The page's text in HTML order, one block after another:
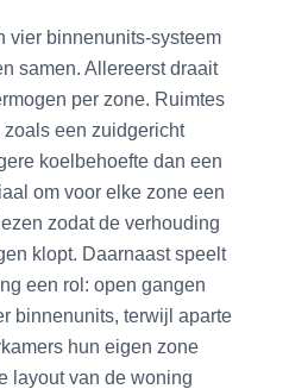
vier binnenunits-systeem
samen. Allereerst draait
per zone. Ruimtes
een zuidgericht
koelbehoefte dan een
om voor elke zone een
zodat de verhouding
klopt. Daarnaast speelt
een rol: open gangen
binnenunits, terwijl aparte
hun eigen zone
layout van de woning